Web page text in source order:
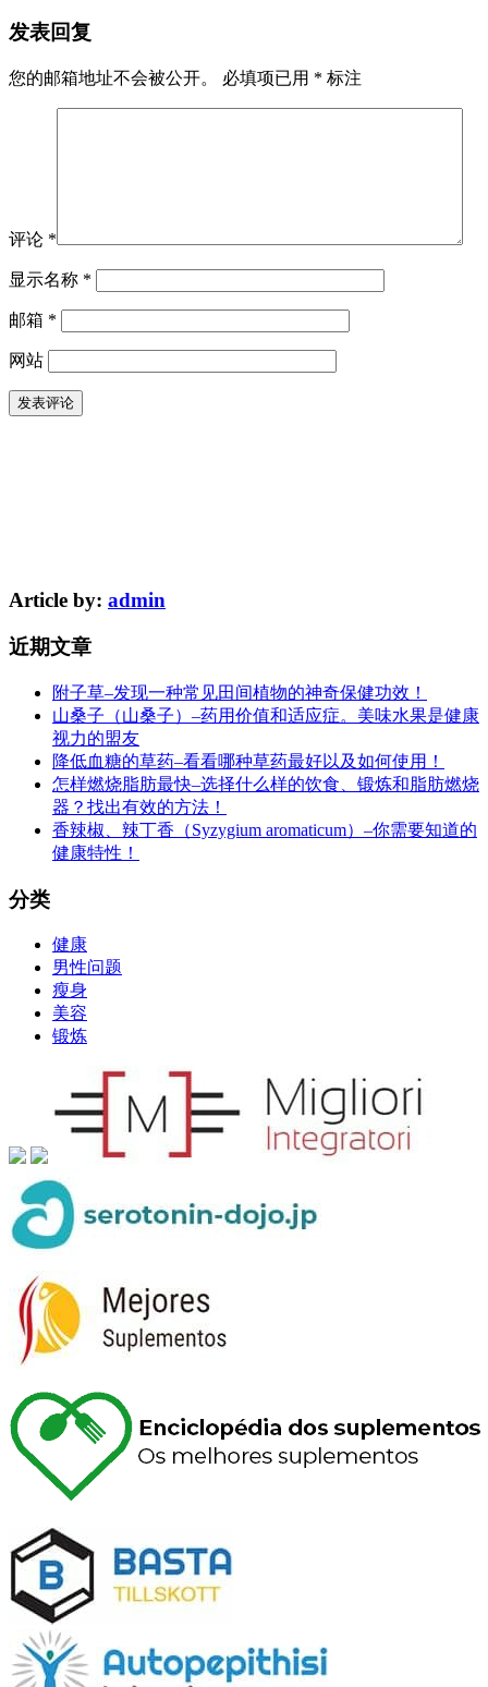
发表回复
您的邮箱地址不会被公开。 必填项已用 * 标注
评论 *
显示名称 *
邮箱 *
网站
Article by: admin
近期文章
附子草–发现一种常见田间植物的神奇保健功效！
山桑子（山桑子）–药用价值和适应症。美味水果是健康
视力的盟友
降低血糖的草药–看看哪种草药最好以及如何使用！
怎样燃烧脂肪最快–选择什么样的饮食、锻炼和脂肪燃烧
器？找出有效的方法！
香辣椒、辣丁香（Syzygium aromaticum）–你需要知道的
健康特性！
分类
健康
男性问题
瘦身
美容
锻炼